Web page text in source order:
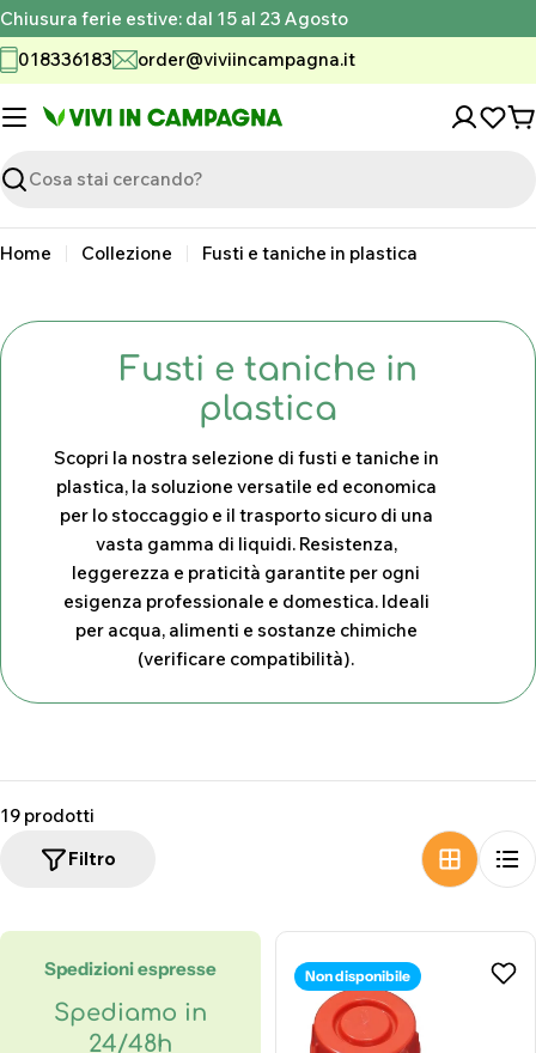
Vai
al
contenuto
Chiusura ferie estive: dal 15 al 23 Agosto
018336183
order@viviincampagna.it
Ricerca
Home Collezione Fusti e taniche in plastica
l
e
Fusti e taniche in
plastica
Scopri la nostra selezione di fusti e taniche in
plastica, la soluzione versatile ed economica
per lo stoccaggio e il trasporto sicuro di una
vasta gamma di liquidi. Resistenza,
leggerezza e praticità garantite per ogni
esigenza professionale e domestica. Ideali
per acqua, alimenti e sostanze chimiche
(verificare compatibilità).
19 prodotti
Filtro
Spedizioni espresse
Spediamo in
24/48h
Non disponibile